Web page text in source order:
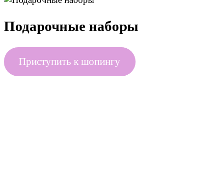
Подарочные наборы
Приступить к шопингу